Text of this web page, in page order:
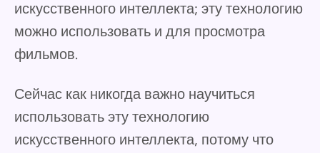
искусственного интеллекта; эту технологию
можно использовать и для просмотра
фильмов.
Сейчас как никогда важно научиться
использовать эту технологию
искусственного интеллекта, потому что